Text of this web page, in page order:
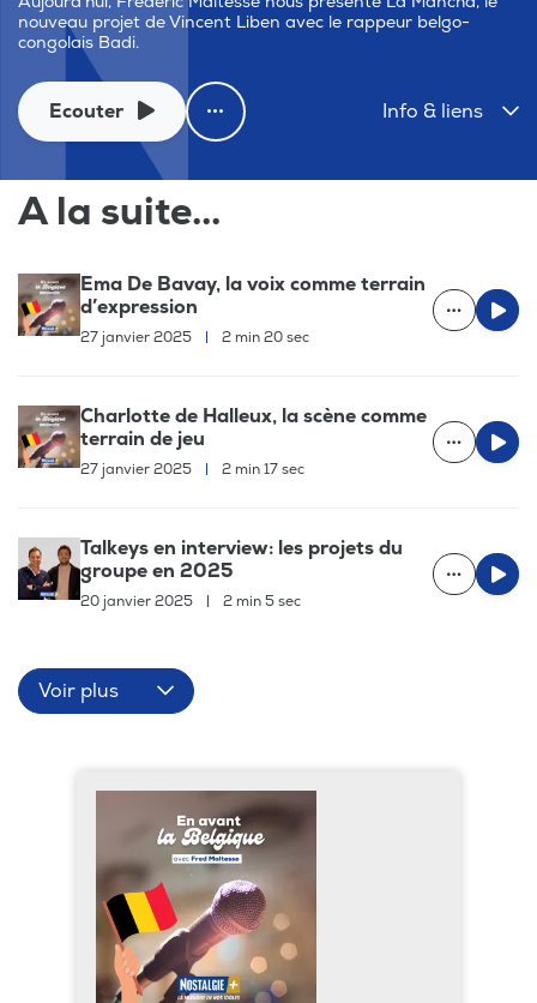
nouveau projet de Vincent Liben avec le rappeur belgo-
congolais Badi.
Ecouter Info & liens
A la suite...
Ema De Bavay, la voix comme terrain
d’expression
27 janvier 2025 | 2 min 20 sec
Charlotte de Halleux, la scène comme
terrain de jeu
27 janvier 2025 | 2 min 17 sec
Talkeys en interview: les projets du
groupe en 2025
20 janvier 2025 | 2 min 5 sec
Voir plus